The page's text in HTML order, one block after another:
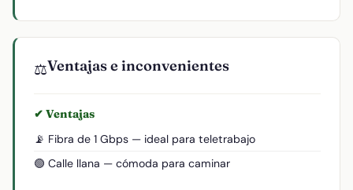
⚖️Ventajas e inconvenientes
✔ Ventajas
📡 Fibra de 1 Gbps — ideal para teletrabajo
🟢 Calle llana — cómoda para caminar